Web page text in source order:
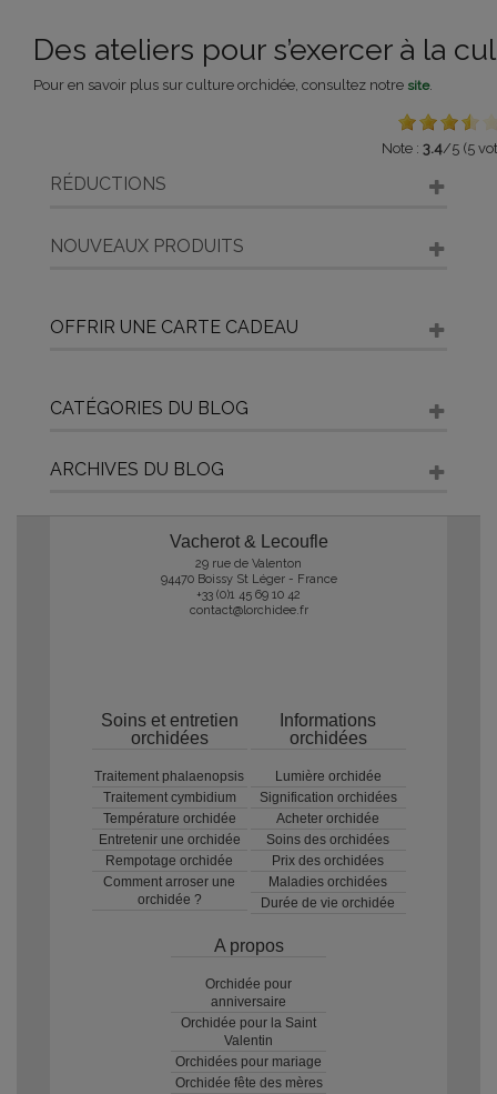
Des ateliers pour s’exercer à la
Pour en savoir plus sur culture orchidée, consultez notre site.
Note : 3.4/5 (5
RÉDUCTIONS
NOUVEAUX PRODUITS
OFFRIR UNE CARTE CADEAU
CATÉGORIES DU BLOG
ARCHIVES DU BLOG
Vacherot & Lecoufle
29 rue de Valenton
94470 Boissy St Léger - France
+33 (0)1 45 69 10 42
contact@lorchidee.fr
Soins et entretien
orchidées
Traitement phalaenopsis
Traitement cymbidium
Température orchidée
Entretenir une orchidée
Rempotage orchidée
Comment arroser une
orchidée ?
Informations
orchidées
Lumière orchidée
Signification orchidées
Acheter orchidée
Soins des orchidées
Prix des orchidées
Maladies orchidées
Durée de vie orchidée
A propos
Orchidée pour
anniversaire
Orchidée pour la Saint
Valentin
Orchidées pour mariage
Orchidée fête des mères